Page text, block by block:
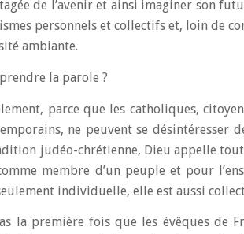
de l’avenir et ainsi imaginer son
personnels et collectifs et, loin de
ambiante.
la parole ?
parce que les catholiques,
ne peuvent se désintéresser
judéo-chrétienne, Dieu appelle tout
membre d’un peuple et pour
individuelle, elle est aussi
la première fois que les évêques de